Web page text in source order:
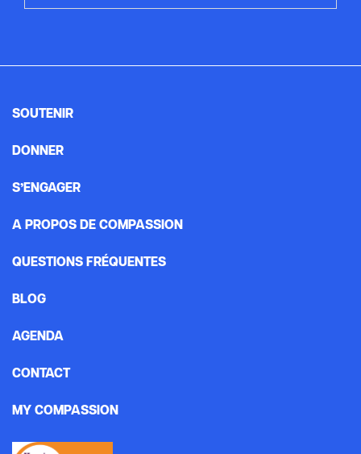
SOUTENIR
DONNER
S’ENGAGER
A PROPOS DE COMPASSION
QUESTIONS FRÉQUENTES
BLOG
AGENDA
CONTACT
MY COMPASSION